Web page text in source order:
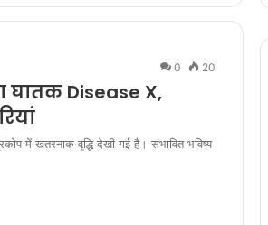
0 20
घातक Disease X,
में खतरनाक वृद्धि देखी गई है। संभावित भविष्य